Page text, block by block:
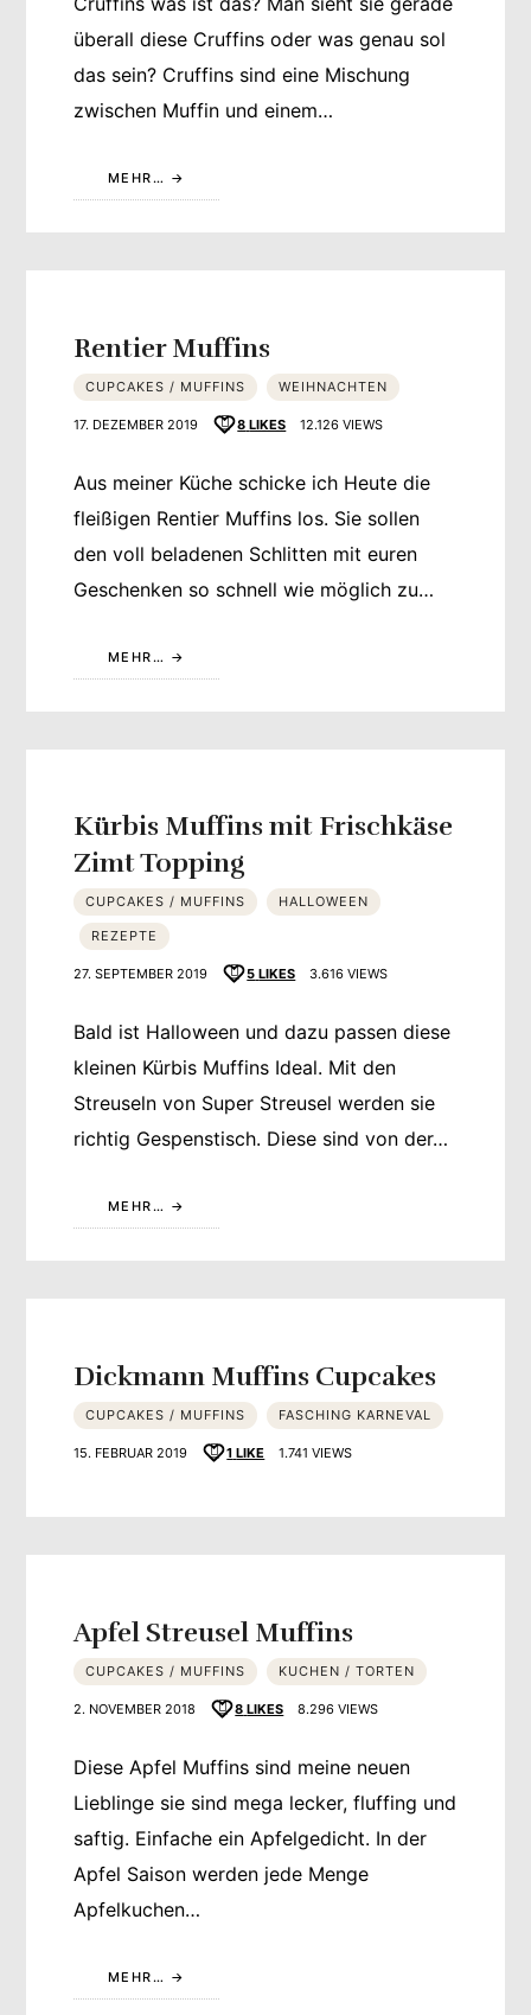
überall diese Cruffins oder was genau sol
das sein? Cruffins sind eine Mischung
zwischen Muffin und einem…
MEHR…
Rentier Muffins
CUPCAKES / MUFFINS WEIHNACHTEN
17. DEZEMBER 2019 8 LIKES 12.126 VIEWS
Aus meiner Küche schicke ich Heute die
fleißigen Rentier Muffins los. Sie sollen
den voll beladenen Schlitten mit euren
Geschenken so schnell wie möglich zu…
MEHR…
Kürbis Muffins mit Frischkäse
Zimt Topping
CUPCAKES / MUFFINS HALLOWEEN
REZEPTE
27. SEPTEMBER 2019 5 LIKES 3.616 VIEWS
Bald ist Halloween und dazu passen diese
kleinen Kürbis Muffins Ideal. Mit den
Streuseln von Super Streusel werden sie
richtig Gespenstisch. Diese sind von der…
MEHR…
Dickmann Muffins Cupcakes
CUPCAKES / MUFFINS FASCHING KARNEVAL
15. FEBRUAR 2019 1 LIKE 1.741 VIEWS
Apfel Streusel Muffins
CUPCAKES / MUFFINS KUCHEN / TORTEN
2. NOVEMBER 2018 8 LIKES 8.296 VIEWS
Diese Apfel Muffins sind meine neuen
Lieblinge sie sind mega lecker, fluffing und
saftig. Einfache ein Apfelgedicht. In der
Apfel Saison werden jede Menge
Apfelkuchen…
MEHR…